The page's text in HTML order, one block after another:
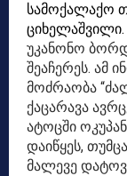
სამოქალაქო
უკანონო
შეაჩერეს. ამ
მოძრაობა
ქაცარავა
ატოცში
დაიწყეს,
მალევე